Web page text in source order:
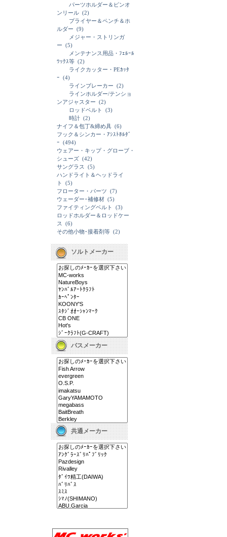
パーツホルダー＆ピンオ
ンリール (2)
プライヤー＆ペンチ＆ホ
ルダー (9)
メジャー・ストリンガ
ー (5)
メンテナンス用品・ﾌｪﾙｰﾙ
ﾜｯｸｽ等 (2)
ライクカッター・PEｶｯﾀ
ｰ (4)
ラインブレーカー (2)
ラインホルダー/テンショ
ンアジャスター (2)
ロッドベルト
(3)
時計 (2)
ナイフ＆包丁&締め具 (6)
フック＆シンカー・ｱｼｽﾄﾎﾙﾀﾞ
ｰ (494)
ウェアー・キップ・グローブ・
シューズ (42)
サングラス
(5)
ハンドライト＆ヘッドライ
ト
(5)
フローター・パーツ (7)
ウェーダー･補修材 (5)
ファイティングベルト
(3)
ロッドホルダー＆ロッドケー
ス
(6)
その他小物･接着剤等 (2)
ソルトメーカー
バスメーカー
共通メーカー